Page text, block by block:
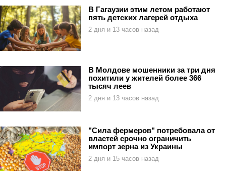
В Гагаузии этим летом работают
пять детских лагерей отдыха
2 дня и 13 часов назад
В Молдове мошенники за три дня
похитили у жителей более 366
тысяч леев
2 дня и 13 часов назад
"Сила фермеров" потребовала от
властей срочно ограничить
импорт зерна из Украины
2 дня и 15 часов назад